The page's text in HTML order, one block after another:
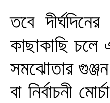
তবে
কাছাকাছি চলে
সমঝোতার
বা নির্বাচনী